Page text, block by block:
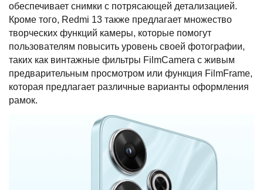
обеспечивает снимки с потрясающей детализацией.
Кроме того, Redmi 13 также предлагает множество
творческих функций камеры, которые помогут
пользователям повысить уровень своей фотографии,
таких как винтажные фильтры FilmCamera с живым
предварительным просмотром или функция FilmFrame,
которая предлагает различные варианты оформления
рамок.